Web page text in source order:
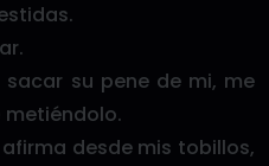
su pene de mi, me
metiéndolo.
desde mis tobillos,